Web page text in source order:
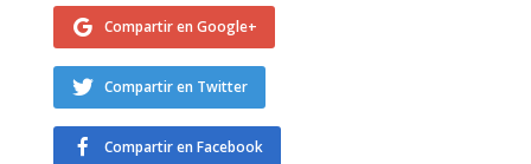
Compartir en Google+
Compartir en Twitter
Compartir en Facebook